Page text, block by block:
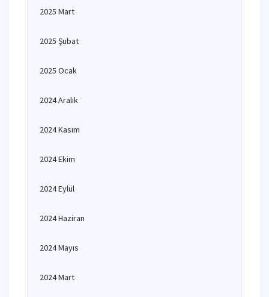
2025 Mart
2025 Şubat
2025 Ocak
2024 Aralık
2024 Kasım
2024 Ekim
2024 Eylül
2024 Haziran
2024 Mayıs
2024 Mart